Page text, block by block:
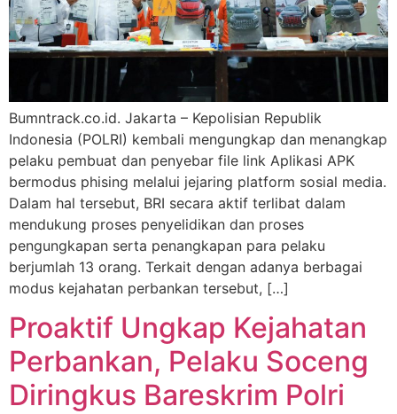
Bumntrack.co.id. Jakarta – Kepolisian Republik
Indonesia (POLRI) kembali mengungkap dan menangkap
pelaku pembuat dan penyebar file link Aplikasi APK
bermodus phising melalui jejaring platform sosial media.
Dalam hal tersebut, BRI secara aktif terlibat dalam
mendukung proses penyelidikan dan proses
pengungkapan serta penangkapan para pelaku
berjumlah 13 orang. Terkait dengan adanya berbagai
modus kejahatan perbankan tersebut, […]
Proaktif Ungkap Kejahatan
Perbankan, Pelaku Soceng
Diringkus Bareskrim Polri